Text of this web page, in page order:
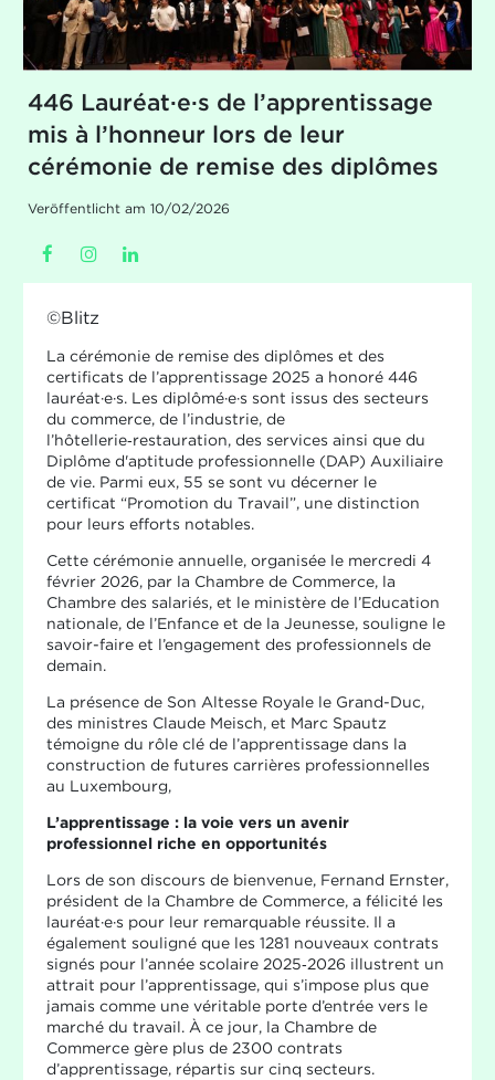
446 Lauréat·e·s de l’apprentissage
mis à l’honneur lors de leur
cérémonie de remise des diplômes
Veröffentlicht am 10/02/2026
©Blitz
La cérémonie de remise des diplômes et des
certificats de l’apprentissage 2025 a honoré 446
lauréat·e·s. Les diplômé·e·s sont issus des secteurs
du commerce, de l’industrie, de
l’hôtellerie‑restauration, des services ainsi que du
Diplôme d'aptitude professionnelle (DAP) Auxiliaire
de vie. Parmi eux, 55 se sont vu décerner le
certificat “Promotion du Travail”, une distinction
pour leurs efforts notables.
Cette cérémonie annuelle, organisée le mercredi 4
février 2026, par la Chambre de Commerce, la
Chambre des salariés, et le ministère de l’Education
nationale, de l’Enfance et de la Jeunesse, souligne le
savoir-faire et l’engagement des professionnels de
demain.
La présence de Son Altesse Royale le Grand-Duc,
des ministres Claude Meisch, et Marc Spautz
témoigne du rôle clé de l’apprentissage dans la
construction de futures carrières professionnelles
au Luxembourg,
L’apprentissage : la voie vers un avenir
professionnel riche en opportunités
Lors de son discours de bienvenue, Fernand Ernster,
président de la Chambre de Commerce, a félicité les
lauréat·e·s pour leur remarquable réussite. Il a
également souligné que les 1281 nouveaux contrats
signés pour l’année scolaire 2025‑2026 illustrent un
attrait pour l’apprentissage, qui s’impose plus que
jamais comme une véritable porte d’entrée vers le
marché du travail. À ce jour, la Chambre de
Commerce gère plus de 2300 contrats
d’apprentissage, répartis sur cinq secteurs.